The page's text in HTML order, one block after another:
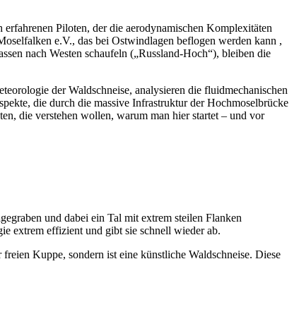
Piloten, der die aerodynamischen Komplexitäten
e.V., das bei Ostwindlagen beflogen werden kann ,
nach Westen schaufeln („Russland-Hoch“), bleiben die
der Waldschneise, analysieren die fluidmechanischen
die durch die massive Infrastruktur der Hochmoselbrücke
die verstehen wollen, warum man hier startet – und vor
und dabei ein Tal mit extrem steilen Flanken
extrem effizient und gibt sie schnell wieder ab.
Kuppe, sondern ist eine künstliche Waldschneise. Diese